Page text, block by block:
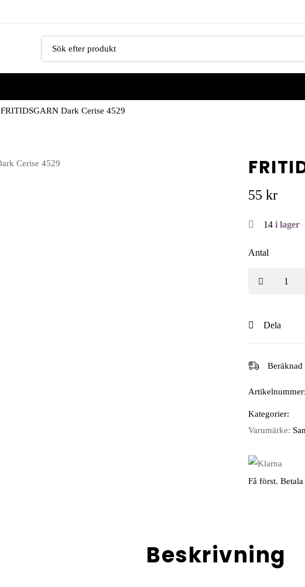
FRITIDSGARN Dark Cerise 4529
55 kr
14 i lager
Antal
Dela
Beräknad
Artikelnummer:
Kategorier:
Varumärke:
Få först. Betala
Beskrivning